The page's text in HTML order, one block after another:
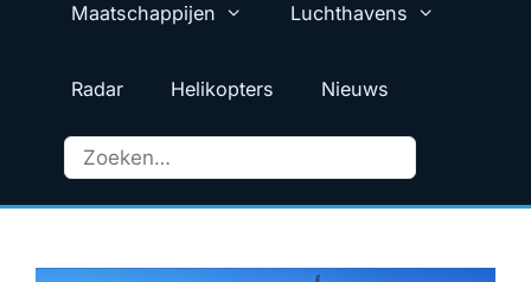
Maatschappijen Luchthavens
Radar Helikopters Nieuws